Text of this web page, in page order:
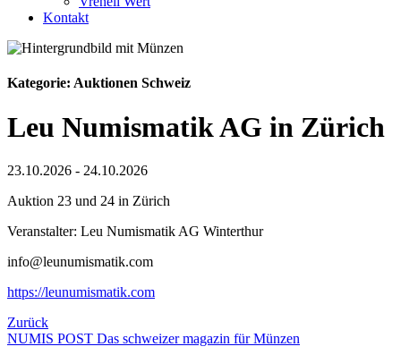
Kontakt
Kategorie: Auktionen Schweiz
Leu Numismatik AG in Zürich
23.10.2026 - 24.10.2026
Auktion 23 und 24 in Zürich
Veranstalter: Leu Numismatik AG Winterthur
info@leunumismatik.com
https://leunumismatik.com
Zurück
NUMIS POST Das schweizer magazin für Münzen